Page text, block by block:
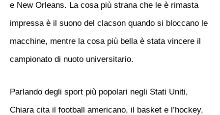
e New Orleans. La cosa più strana che le è rimasta
impressa è il suono del clacson quando si bloccano le
macchine, mentre la cosa più bella è stata vincere il
campionato di nuoto universitario.
Parlando degli sport più popolari negli Stati Uniti,
Chiara cita il football americano, il basket e l’hockey,